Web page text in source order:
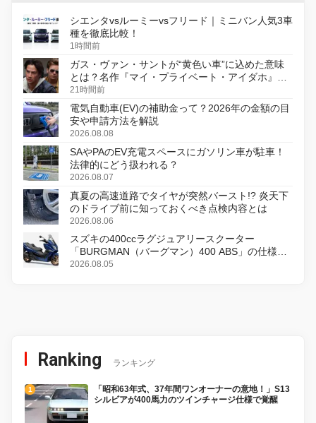
シエンタvsルーミーvsフリード｜ミニバン人気3車
種を徹底比較！
1時間前
ガス・ヴァン・サントが“黄色い車”に込めた意味
とは？名作『マイ・プライベート・アイダホ』が
初のデジタルリマスター版で復活
21時間前
電気自動車(EV)の補助金って？2026年の金額の目
安や申請方法を解説
2026.08.08
SAやPAのEV充電スペースにガソリン車が駐車！
法律的にどう扱われる？
2026.08.07
真夏の高速道路でタイヤが突然バースト!? 炎天下
のドライブ前に知っておくべき点検内容とは
2026.08.06
スズキの400ccラグジュアリースクーター
「BURGMAN（バーグマン）400 ABS」の仕様を
変更し、8月18日に発売
2026.08.05
Ranking ランキング
「昭和63年式、37年間ワンオーナーの意地！」S13
シルビアが400馬力のツインチャージ仕様で覚醒